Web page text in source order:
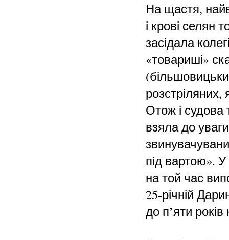
На щастя,
і крові селян
засідала
«товариші»
Отож і судова
взяла до
під вартою».
на той час
25-річній
до п’яти